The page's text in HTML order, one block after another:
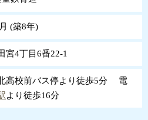
(築8年)
宮4丁目6番22-1
高校前バス停より徒歩5分 電
より徒歩16分